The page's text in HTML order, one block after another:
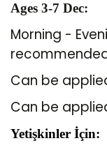
Ages 3-7 Dec:
Morning -
Can be
Can be
Yetişkinler İçin: